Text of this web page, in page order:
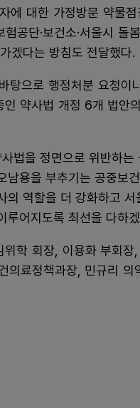
에 대한 가정방문 약물
공단·보건소·서울시
겠다는 방침도 전달했다.
탕으로 행정처분 요청
약사법 개정 6개 법안
법을 정면으로 위반하
남용을 부추기는 공중보
의 역할을 더 강화하고
루어지도록 최선을 다하
학 회장, 이용화 부회
의료정책과장, 민규리